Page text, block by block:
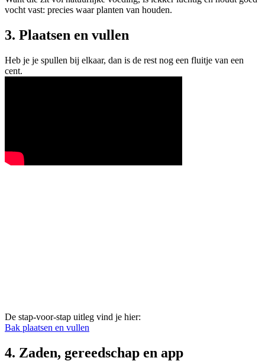
vocht vast: precies waar planten van houden.
3. Plaatsen en vullen
Heb je je spullen bij elkaar, dan is de rest nog een fluitje van een
cent.
De stap-voor-stap uitleg vind je hier:
Bak plaatsen en vullen
4. Zaden, gereedschap en app